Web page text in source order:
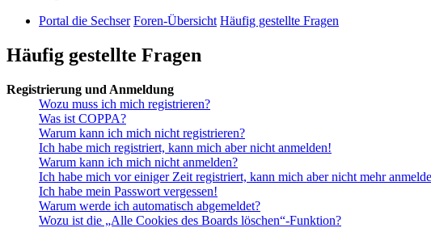
Portal die Sechser Foren-Übersicht Häufig gestellte Fragen
Häufig gestellte Fragen
Registrierung und Anmeldung
Wozu muss ich mich registrieren?
Was ist COPPA?
Warum kann ich mich nicht registrieren?
Ich habe mich registriert, kann mich aber nicht anmelden!
Warum kann ich mich nicht anmelden?
Ich habe mich vor einiger Zeit registriert, kann mich aber nicht mehr
Ich habe mein Passwort vergessen!
Warum werde ich automatisch abgemeldet?
Wozu ist die „Alle Cookies des Boards löschen“-Funktion?